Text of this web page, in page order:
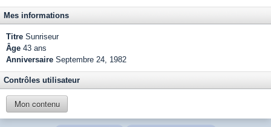
Mes informations
Titre Sunriseur
Âge 43 ans
Anniversaire Septembre 24, 1982
Contrôles utilisateur
Mon contenu